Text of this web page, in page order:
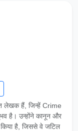
लेखक हैं, जिन्हें Crime
है। उन्होंने कानून और
है, जिससे वे जटिल